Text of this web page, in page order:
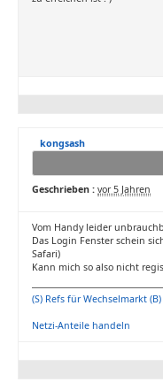
kongsash
Geschrieben : vor 5 Jahren
Vom Handy leider
Das Login Fenster schein
Safari)
Kann mich so also nicht
(S) Refs für Wechselmarkt
Netzi-Anteile handeln